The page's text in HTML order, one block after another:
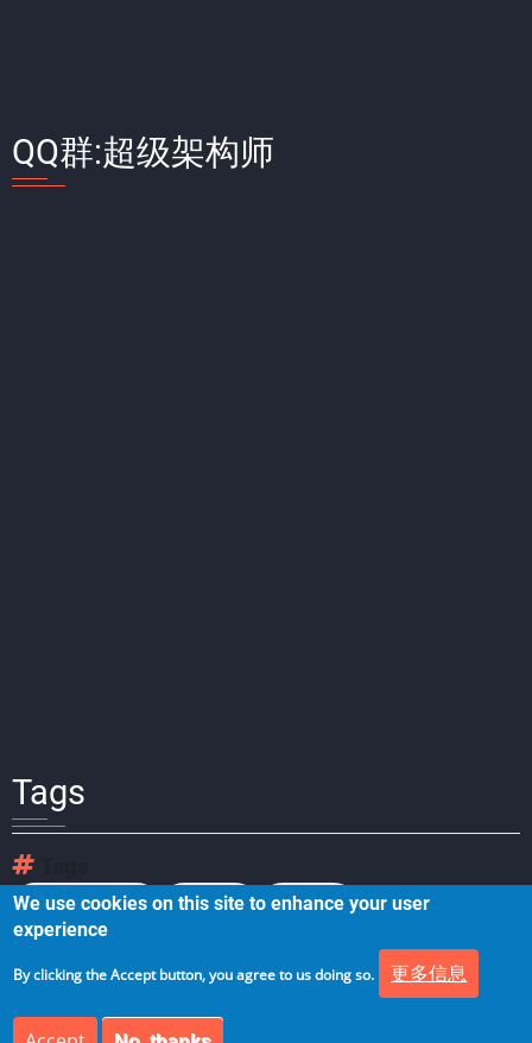
QQ群:超级架构师
Tags
Medallion架构 数据网格 湖屋架构
We use cookies on this site to enhance your user
experience
By clicking the Accept button, you agree to us doing so. 更多信息